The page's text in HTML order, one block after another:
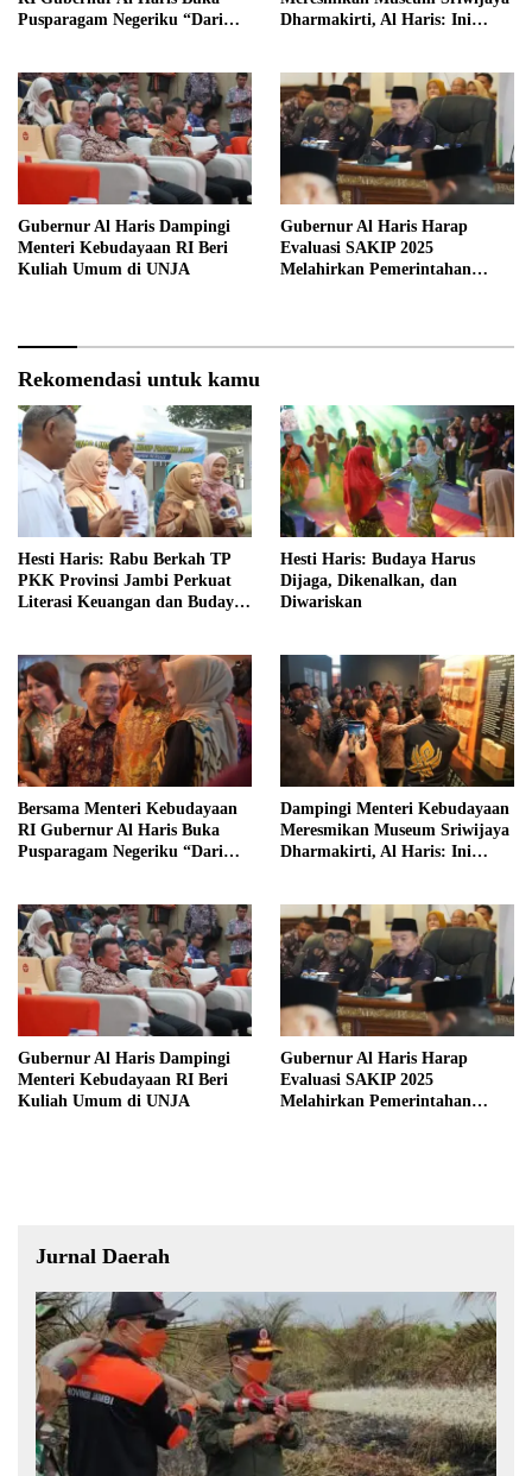
Pusparagam Negeriku “Dari
Dharmakirti, Al Haris: Ini
Gubernur Al Haris Dampingi
Menteri Kebudayaan RI Beri
Kuliah Umum di UNJA
Gubernur Al Haris Harap
Evaluasi SAKIP 2025
Melahirkan Pemerintahan
Rekomendasi untuk kamu
Hesti Haris: Rabu Berkah TP
PKK Provinsi Jambi Perkuat
Literasi Keuangan dan Budaya
Hesti Haris: Budaya Harus
Dijaga, Dikenalkan, dan
Diwariskan
Bersama Menteri Kebudayaan
RI Gubernur Al Haris Buka
Pusparagam Negeriku “Dari
Dampingi Menteri Kebudayaan
Meresmikan Museum Sriwijaya
Dharmakirti, Al Haris: Ini
Gubernur Al Haris Dampingi
Menteri Kebudayaan RI Beri
Kuliah Umum di UNJA
Gubernur Al Haris Harap
Evaluasi SAKIP 2025
Melahirkan Pemerintahan
Jurnal Daerah